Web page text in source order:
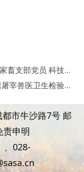
力平昌县巴山肉牛产业发展
卫生检验人员首次考核
市牛沙路7号 邮
责申明
028-